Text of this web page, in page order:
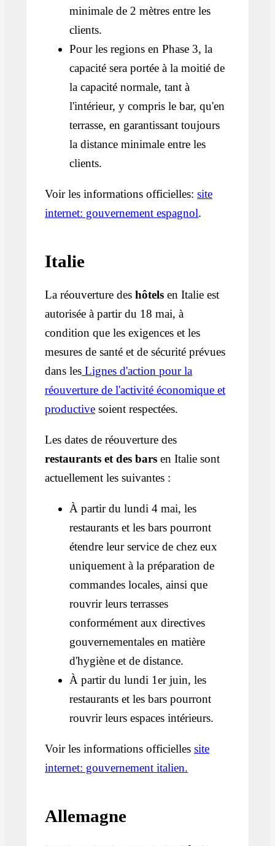
minimale de 2 mètres entre les
clients.
Pour les regions en Phase 3, la
capacité sera portée à la moitié de
la capacité normale, tant à
l'intérieur, y compris le bar, qu'en
terrasse, en garantissant toujours
la distance minimale entre les
clients.
Voir les informations officielles:site
internet: gouvernement espagnol.
Italie
La réouverture deshôtels en Italie est
autorisée à partir du 18 mai, à
condition que les exigences et les
mesures de santé et de sécurité prévues
dans les Lignes d'action pour la
réouverture de l'activité économique et
productive soient respectées.
Les dates de réouverture des
restaurants et des bars en Italie sont
actuellement les suivantes :
À partir du lundi 4 mai, les
restaurants et les bars pourront
étendre leur service de chez eux
uniquement à la préparation de
commandes locales, ainsi que
rouvrir leurs terrasses
conformément aux directives
gouvernementales en matière
d'hygiène et de distance.
À partir du lundi 1er juin, les
restaurants et les bars pourront
rouvrir leurs espaces intérieurs.
Voir les informations officiellessite
internet: gouvernement italien.
Allemagne